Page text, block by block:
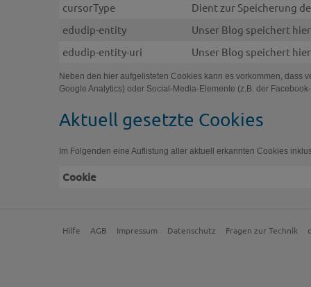
cursorType
Dient zur Speicherung
edudip-entity
Unser Blog speichert
edudip-entity-uri
Unser Blog speichert
Neben den hier aufgelisteten Cookies kann es vorkommen, dass
Google Analytics) oder Social-Media-Elemente (z.B. der
Aktuell gesetzte Cookies
Im Folgenden eine Auflistung aller aktuell erkannten Cookies
Cookie
Fragen zur Technik
Datenschutz
Impressum
AGB
Hilfe